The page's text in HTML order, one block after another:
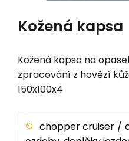
Kožená kapsa
Kožená kapsa na
zpracování z hovězí
150x100x4
chopper cruiser